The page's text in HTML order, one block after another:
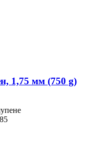
1,75 мм (750 g)